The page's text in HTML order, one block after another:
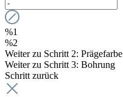
%1
%2
Weiter zu Schritt 2: Prägefarbe
Weiter zu Schritt 3: Bohrung
Schritt zurück